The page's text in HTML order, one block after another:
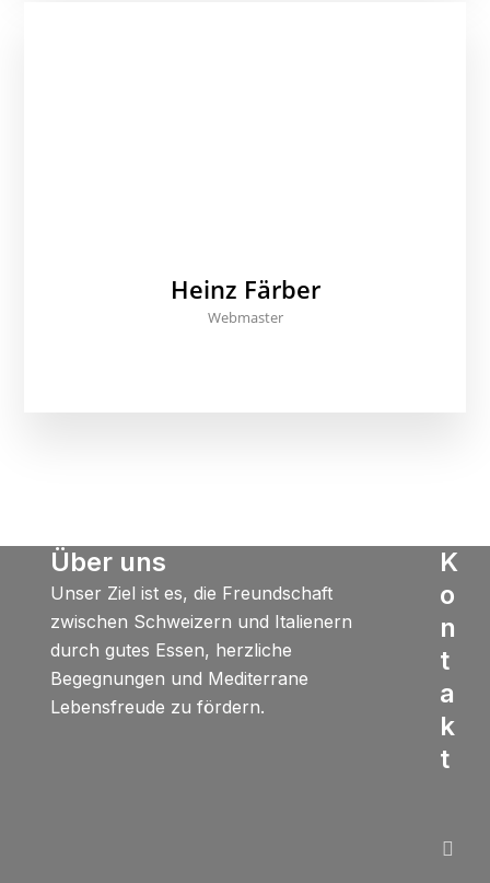
Heinz Färber
Webmaster
Über uns
Unser Ziel ist es, die Freundschaft
zwischen Schweizern und Italienern
durch gutes Essen, herzliche
Begegnungen und Mediterrane
Lebensfreude zu fördern.
K
o
n
t
a
k
t